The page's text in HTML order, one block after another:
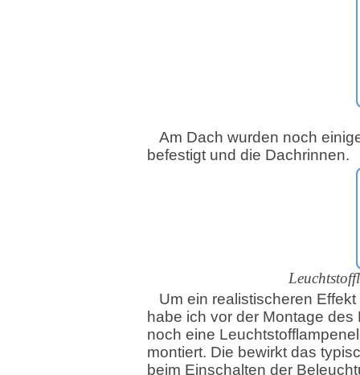
Am Dach wurden noch
befestigt und die Dachrinnen.
Um ein realistischeren
habe ich vor der Montage des
noch eine
montiert. Die bewirkt das
beim Einschalten der